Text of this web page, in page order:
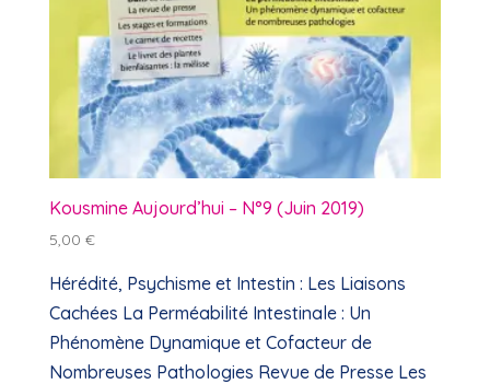
Kousmine Aujourd’hui – N°9 (Juin 2019)
5,00 €
Hérédité, Psychisme et Intestin : Les Liaisons
Cachées La Perméabilité Intestinale : Un
Phénomène Dynamique et Cofacteur de
Nombreuses Pathologies Revue de Presse Les